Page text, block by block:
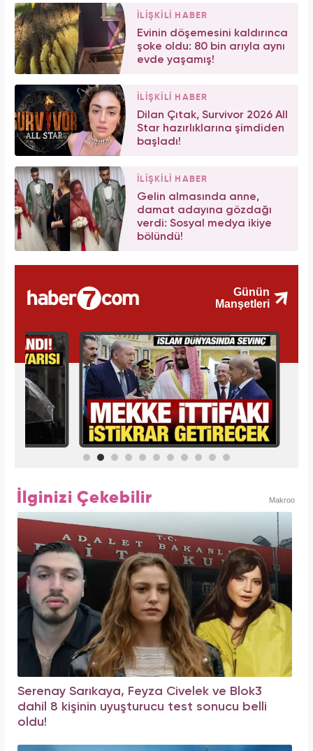
İLİŞKİLİ HABER
Evinin döşemesini kaldırınca
şoke oldu: 80 bin arıyla aynı
evde yaşamış!
İLİŞKİLİ HABER
Dilan Çıtak, Survivor 2026 All
Star hazırlıklarına şimdiden
başladı!
İLİŞKİLİ HABER
Gelin almasında anne,
damat adayına gözdağı
verdi: Sosyal medya ikiye
bölündü!
İlginizi Çekebilir Makroo
Serenay Sarıkaya, Feyza Civelek ve Blok3
dahil 8 kişinin uyuşturucu test sonucu belli
oldu!